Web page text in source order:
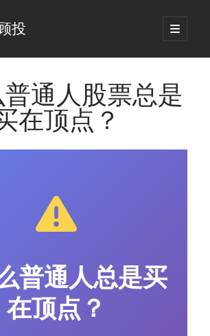
投
open
primary
为什么胜率40%的策略，能比胜率60%的更赚钱
，A股却蒸发12.4万亿
错误，可能让你多干12年才能退休
套？这个模型把NVDA两次恐慌底都抓住了（附
通人股票总是
在顶点？
普通人总是买
在顶点？